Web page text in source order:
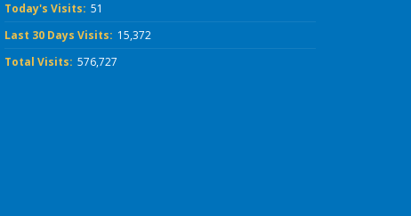
Today's Visits: 51
Last 30 Days Visits: 15,372
Total Visits: 576,727